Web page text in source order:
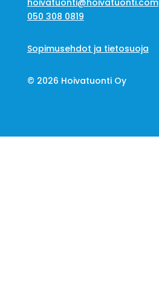
hoivatuonti@hoivatuonti.com
050 308 0819
Sopimusehdot ja tietosuoja
© 2026 Hoivatuonti Oy